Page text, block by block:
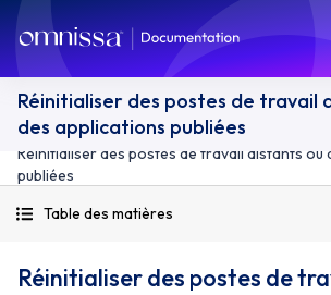
Réinitialiser des postes de travail
des applications publiées
Réinitialiser des postes de travail distants ou
publiées
Table des matières
Réinitialiser des postes de